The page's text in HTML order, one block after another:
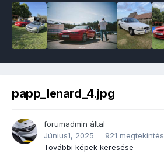
papp_lenard_4.jpg
forumadmin által
Június1, 2025
921 megtekintés
További képek keresése